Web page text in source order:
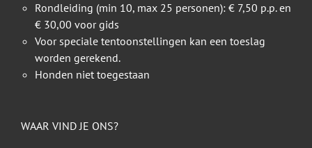
Rondleiding (min 10, max 25 personen): € 7,50 p.p. en
€ 30,00 voor gids
Voor speciale tentoonstellingen kan een toeslag
worden gerekend.
Honden niet toegestaan
WAAR VIND JE ONS?